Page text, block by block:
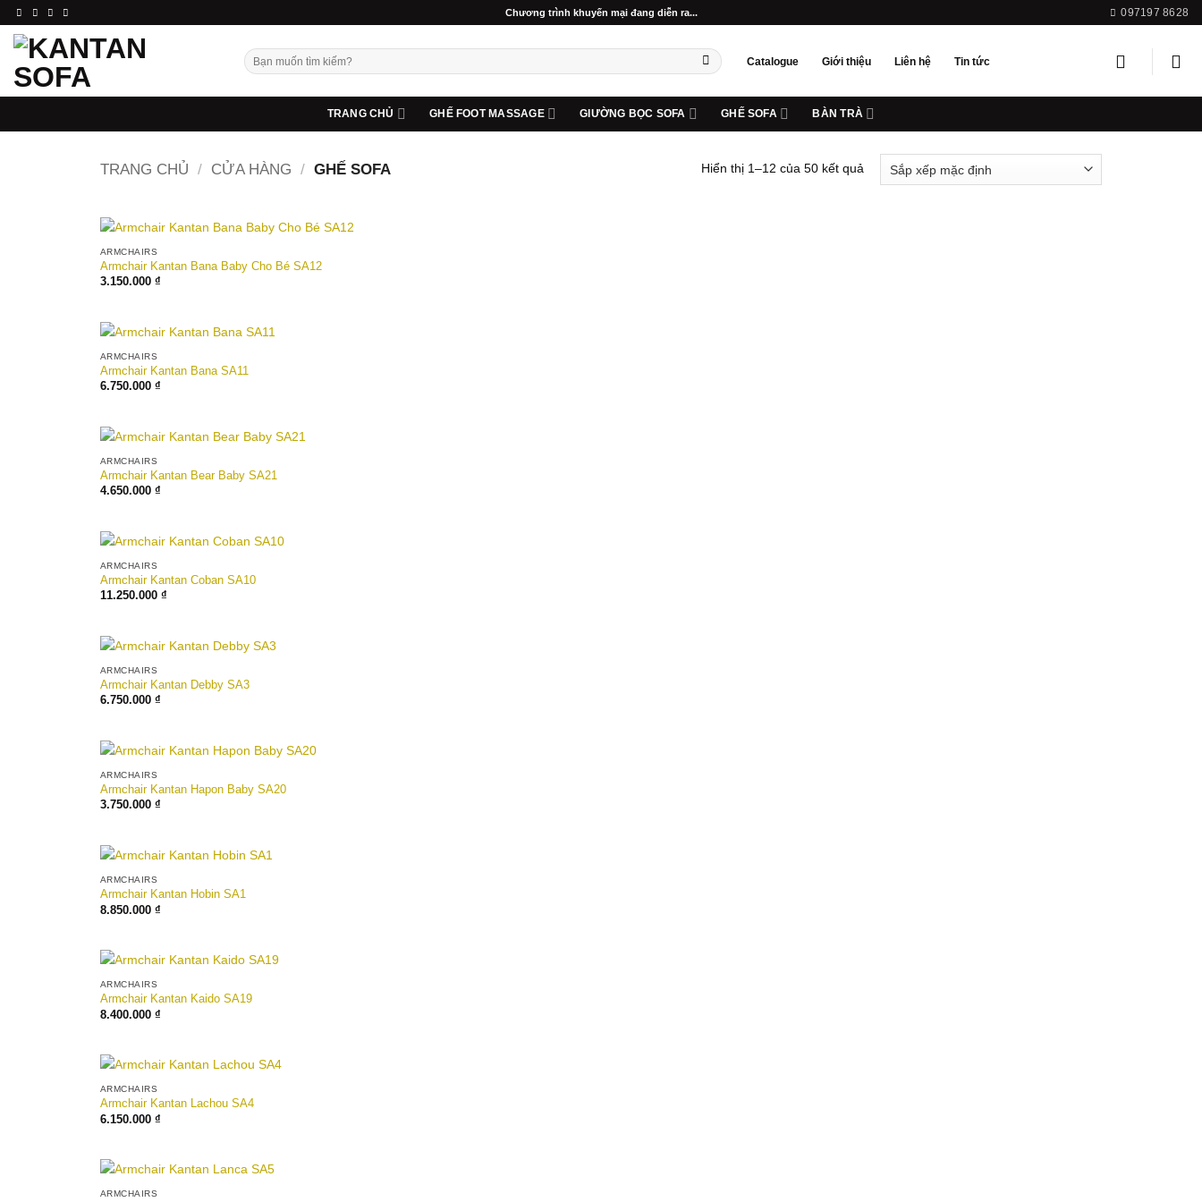
qua
nội
dung
Chương trình khuyến mại đang diễn ra... 097197 8628
Tìm
kiếm:
Catalogue Giới thiệu Liên hệ Tin tức
TRANG CHỦ GHẾ FOOT MASSAGE GIƯỜNG BỌC SOFA GHẾ SOFA BÀN TRÀ
TRANG CHỦ / CỬA HÀNG / GHẾ SOFA Hiển thị 1–12 của 50 kết quả
ARMCHAIRS
Armchair Kantan Bana Baby Cho Bé SA12
3.150.000 ₫
ARMCHAIRS
Armchair Kantan Bana SA11
6.750.000 ₫
ARMCHAIRS
Armchair Kantan Bear Baby SA21
4.650.000 ₫
ARMCHAIRS
Armchair Kantan Coban SA10
11.250.000 ₫
ARMCHAIRS
Armchair Kantan Debby SA3
6.750.000 ₫
ARMCHAIRS
Armchair Kantan Hapon Baby SA20
3.750.000 ₫
ARMCHAIRS
Armchair Kantan Hobin SA1
8.850.000 ₫
ARMCHAIRS
Armchair Kantan Kaido SA19
8.400.000 ₫
ARMCHAIRS
Armchair Kantan Lachou SA4
6.150.000 ₫
ARMCHAIRS